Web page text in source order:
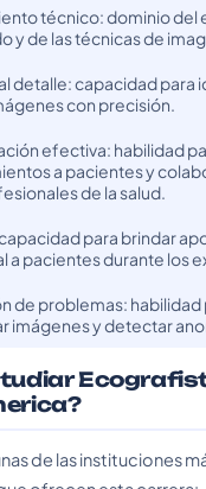
técnico: dominio del
y de las técnicas de
detalle: capacidad para
con precisión.
efectiva: habilidad
a pacientes y
de la salud.
para brindar
a pacientes durante los
de problemas: habilidad
imágenes y detectar
de las instituciones